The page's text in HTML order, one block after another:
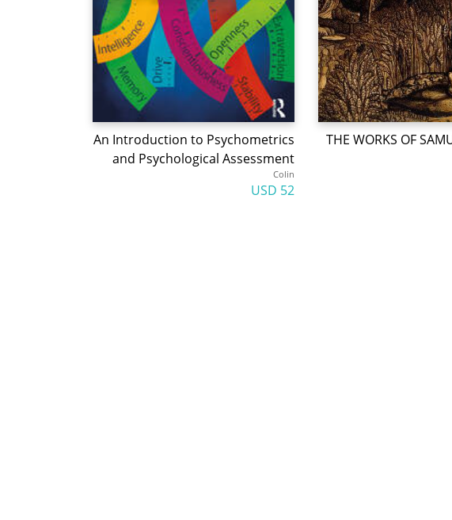
THE WORKS OF
An Introduction to Psychometrics
and Psychological Assessment
Colin
52 USD